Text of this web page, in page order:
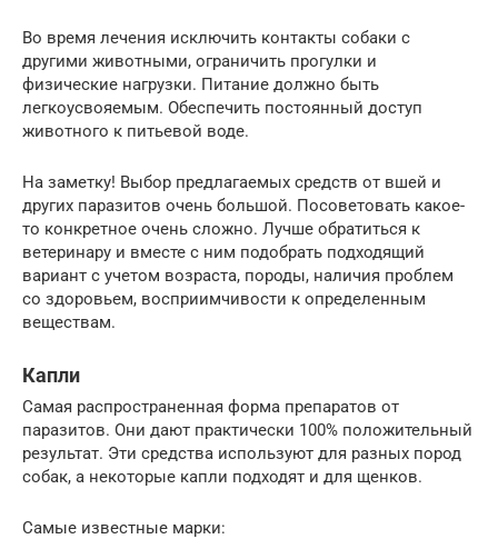
Во время лечения исключить контакты собаки с
другими животными, ограничить прогулки и
физические нагрузки. Питание должно быть
легкоусвояемым. Обеспечить постоянный доступ
животного к питьевой воде.
На заметку! Выбор предлагаемых средств от вшей и
других паразитов очень большой. Посоветовать какое-
то конкретное очень сложно. Лучше обратиться к
ветеринару и вместе с ним подобрать подходящий
вариант с учетом возраста, породы, наличия проблем
со здоровьем, восприимчивости к определенным
веществам.
Капли
Самая распространенная форма препаратов от
паразитов. Они дают практически 100% положительный
результат. Эти средства используют для разных пород
собак, а некоторые капли подходят и для щенков.
Самые известные марки: